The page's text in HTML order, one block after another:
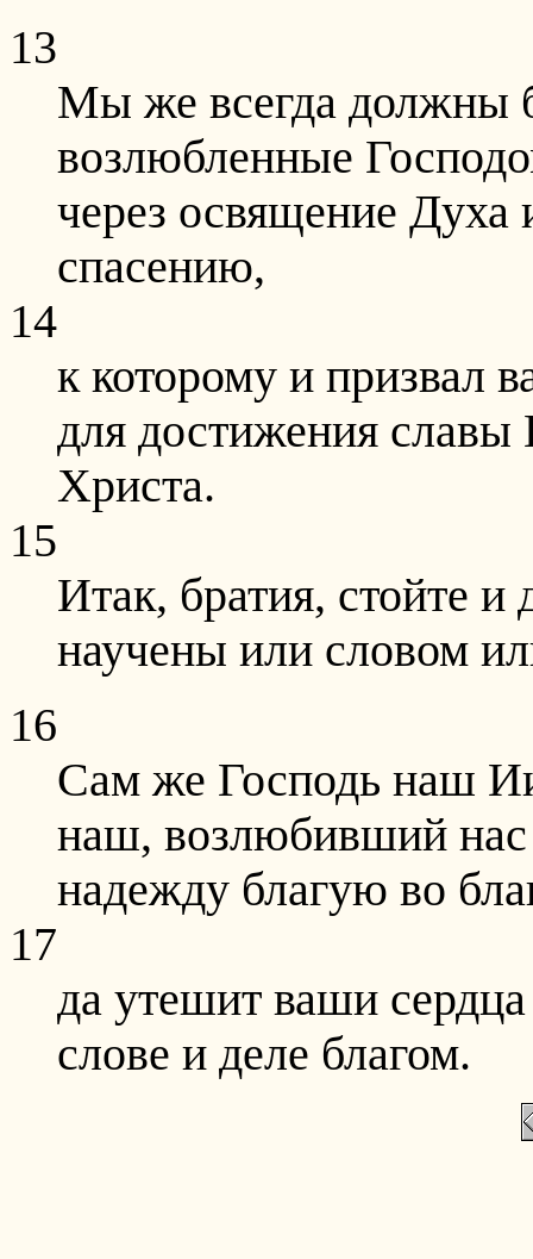
13
Мы же всегда должны
возлюбленные
через освящение Духа
спасению,
14
к которому и призвал
для достижения славы
Христа.
15
Итак, братия, стойте
научены или словом
16
Сам же Господь наш
наш, возлюбивший
надежду благую во
17
да утешит ваши сердца
слове и деле благом.